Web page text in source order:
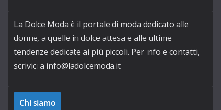
La Dolce Moda è il portale di moda dedicato alle
donne, a quelle in dolce attesa e alle ultime
tendenze dedicate ai più piccoli. Per info e contatti,
scrivici a info@ladolcemoda.it
Chi siamo